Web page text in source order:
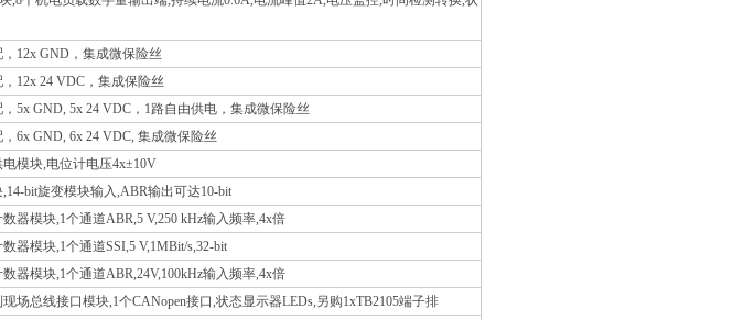
12x GND，集成微保险丝
12x 24 VDC，集成保险丝
5x GND, 5x 24 VDC，1路自由供电，集成微保险丝
6x GND, 6x 24 VDC, 集成微保险丝
模块,电位计电压4x±10V
bit旋变模块输入,ABR输出可达10-bit
器模块,1个通道ABR,5 V,250 kHz输入频率,4x倍
器模块,1个通道SSI,5 V,1MBit/s,32-bit
器模块,1个通道ABR,24V,100kHz输入频率,4x倍
场总线接口模块,1个CANopen接口,状态显示器LEDs,另购1xTB2105端子排